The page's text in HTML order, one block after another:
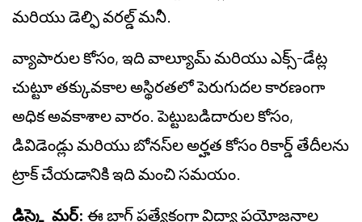
మరియు డెల్ఫి వరల్డ్ మనీ.
వ్యాపారుల కోసం, ఇది వాల్యూమ్ మరియు ఎక్స్-డేట్ల
చుట్టూ తక్కువకాల అస్థిరతలో పెరుగుదల కారణంగా
అధిక అవకాశాల వారం. పెట్టుబడిదారుల కోసం,
డివిడెండ్లు మరియు బోనస్‌ల అర్హత కోసం రికార్డ్ తేదీలను
ట్రాక్ చేయడానికి ఇది మంచి సమయం.
డిస్క్లైమర్: ఈ బ్లాగ్ ప్రత్యేకంగా విద్యా ప్రయోజనాల